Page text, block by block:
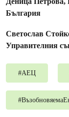
България
Светослав
Управителния
#АЕЦ
#